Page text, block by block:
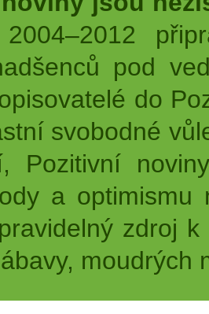
pod
do
svobodné
Pozitivní
a
zdroj
moudrých